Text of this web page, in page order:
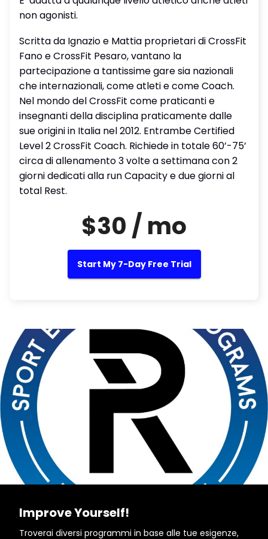
non agonisti.
Scritta da Ignazio e Mattia proprietari di CrossFit
Fano e CrossFit Pesaro, vantano la
partecipazione a tantissime gare sia nazionali
che internazionali, come atleti e come Coach.
Nel mondo del CrossFit come praticanti e
insegnanti della disciplina praticamente dalle
sue origini in Italia nel 2012. Entrambe Certified
Level 2 CrossFit Coach. Richiede in totale 60’-75’
circa di allenamento 3 volte a settimana con 2
giorni dedicati alla run Capacity e due giorni al
total Rest.
$30 / mo
Start My 7-Day Free Trial
Improve Yourself!
Troverai diversi programmi in base alle tue esigenze,